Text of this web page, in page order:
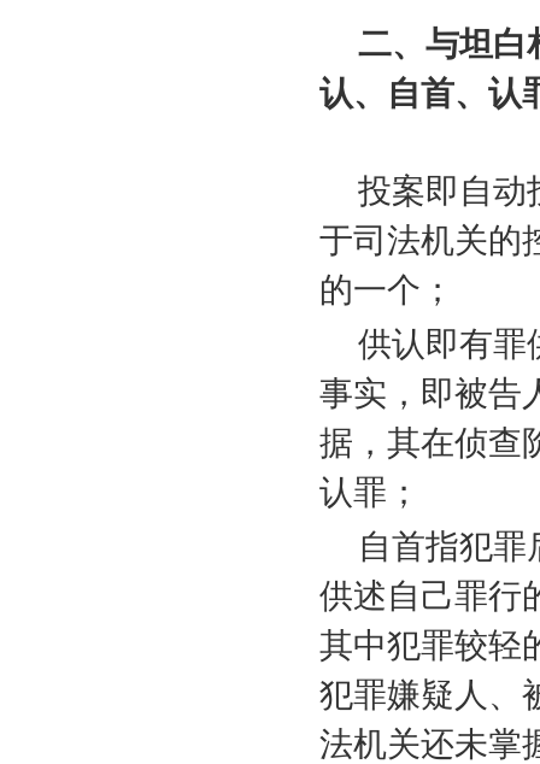
二、与坦
认、自首、认
投案即自动
于司法机关的
的一个；
供认即有罪
事实，即被告
据，其在侦查
认罪；
自首指犯
供述自己罪行
其中犯罪较轻
犯罪嫌疑人、
法机关还未掌